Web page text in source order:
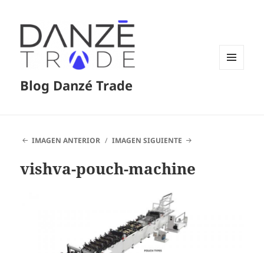
Blog Danzé Trade
IMAGEN ANTERIOR IMAGEN SIGUIENTE
vishva-pouch-machine